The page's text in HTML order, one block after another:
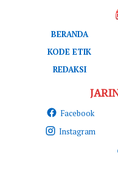
BERANDA
KODE ETIK
REDAKSI
Facebook
Instagram